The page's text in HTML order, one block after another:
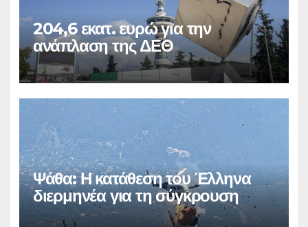
204,6 εκατ. ευρώ για την
ανάπλαση της ΔΕΘ
Ψάθα: Η κατάθεση του Έλληνα
διερμηνέα για τη σύγκρουση